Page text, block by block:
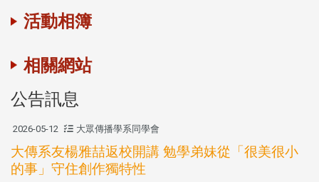
活動相簿
相關網站
公告訊息
2026-05-12 大眾傳播學系同學會
大傳系友楊雅喆返校開講 勉學弟妹從「很美很小
的事」守住創作獨特性